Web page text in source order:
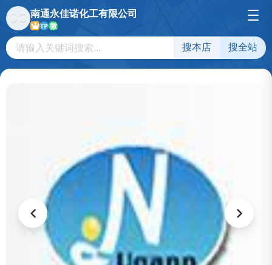
南通永佳诺化工有限公司
TP微
搜本店 搜全站